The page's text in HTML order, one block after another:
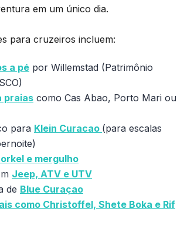
em um único dia.
para cruzeiros incluem:
a pé por Willemstad (Patrimônio
praias como Cas Abao, Porto Mari ou
para Klein Curacao (para escalas
e mergulho
Jeep, ATV e UTV
de Blue Curaçao
como Christoffel, Shete Boka e Rif